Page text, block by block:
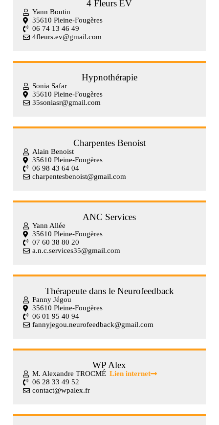
4 Fleurs EV
Yann Boutin
35610 Pleine-Fougères
06 74 13 46 49
4fleurs.ev@gmail.com
Hypnothérapie
Sonia Safar
35610 Pleine-Fougères
35soniasr@gmail.com
Charpentes Benoist
Alain Benoist
35610 Pleine-Fougères
06 98 43 64 04
charpentesbenoist@gmail.com
ANC Services
Yann Allée
35610 Pleine-Fougères
07 60 38 80 20
a.n.c.services35@gmail.com
Thérapeute dans le Neurofeedback
Fanny Jégou
35610 Pleine-Fougères
06 01 95 40 94
fannyjegou.neurofeedback@gmail.com
WP Alex
M. Alexandre TROCMÉ
06 28 33 49 52
contact@wpalex.fr
Lien internet